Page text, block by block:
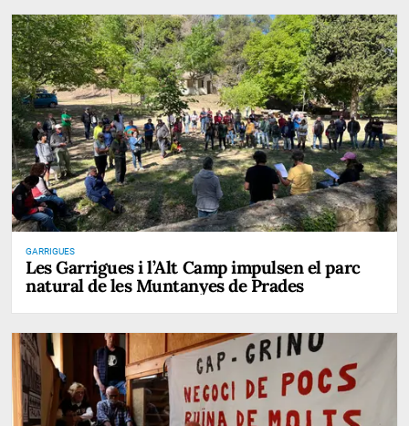
GARRIGUES
Les Garrigues i l’Alt Camp impulsen el parc
natural de les Muntanyes de Prades